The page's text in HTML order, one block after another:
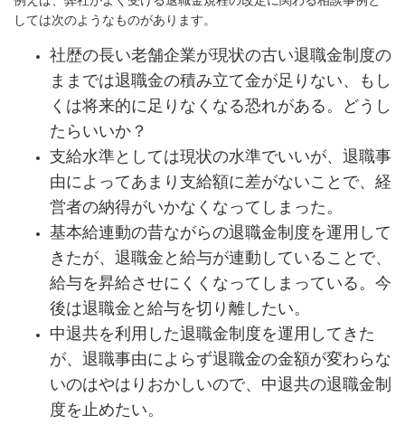
しては次のようなものがあります。
社歴の長い老舗企業が現状の古い退職金制度の
ままでは退職金の積み立て金が足りない、もし
くは将来的に足りなくなる恐れがある。どうし
たらいいか？
支給水準としては現状の水準でいいが、退職事
由によってあまり支給額に差がないことで、経
営者の納得がいかなくなってしまった。
基本給連動の昔ながらの退職金制度を運用して
きたが、退職金と給与が連動していることで、
給与を昇給させにくくなってしまっている。今
後は退職金と給与を切り離したい。
中退共を利用した退職金制度を運用してきた
が、退職事由によらず退職金の金額が変わらな
いのはやはりおかしいので、中退共の退職金制
度を止めたい。